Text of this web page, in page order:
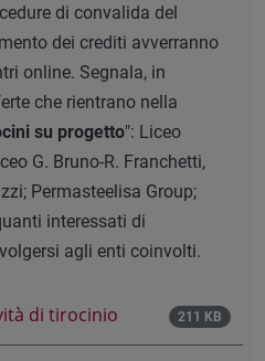
di convalida del
dei crediti avverranno
online. Segnala, in
che rientrano nella
su progetto": Liceo
G. Bruno-R. Franchetti,
Permasteelisa Group;
interessati di
agli enti coinvolti.
di tirocinio 211 KB